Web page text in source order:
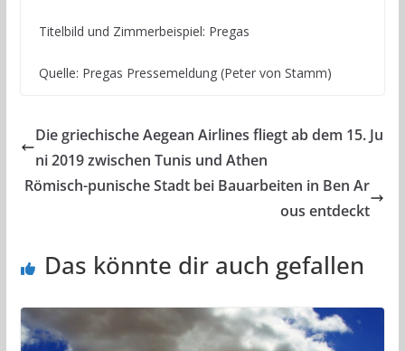
Titelbild und Zimmerbeispiel: Pregas
Quelle: Pregas Pressemeldung (Peter von Stamm)
Die griechische Aegean Airlines fliegt ab dem 15. Ju
ni 2019 zwischen Tunis und Athen
Römisch-punische Stadt bei Bauarbeiten in Ben Ar
ous entdeckt
Das könnte dir auch gefallen